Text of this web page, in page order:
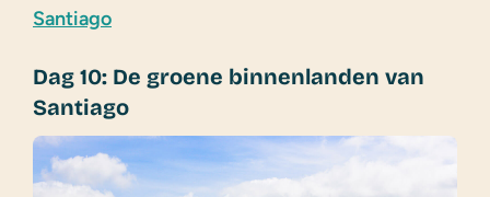
Santiago
Dag 10: De groene binnenlanden van
Santiago